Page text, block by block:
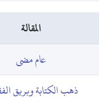
المقالة
عام مضى
ذهب الكتابة وبريق